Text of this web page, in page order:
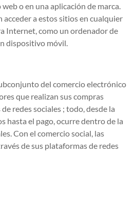
o en una aplicación de marca.
acceder a estos sitios en cualquier
Internet, como un ordenador de
dispositivo móvil.
del comercio electrónico
que realizan sus compras
redes sociales ; todo, desde la
hasta el pago, ocurre dentro de la
Con el comercio social, las
de sus plataformas de redes